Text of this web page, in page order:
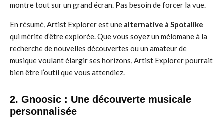
montre tout sur un grand écran. Pas besoin de forcer la vue.
En résumé, Artist Explorer est une alternative à Spotalike
qui mérite d’être explorée. Que vous soyez un mélomane à la
recherche de nouvelles découvertes ou un amateur de
musique voulant élargir ses horizons, Artist Explorer pourrait
bien être l’outil que vous attendiez.
2. Gnoosic : Une découverte musicale
personnalisée